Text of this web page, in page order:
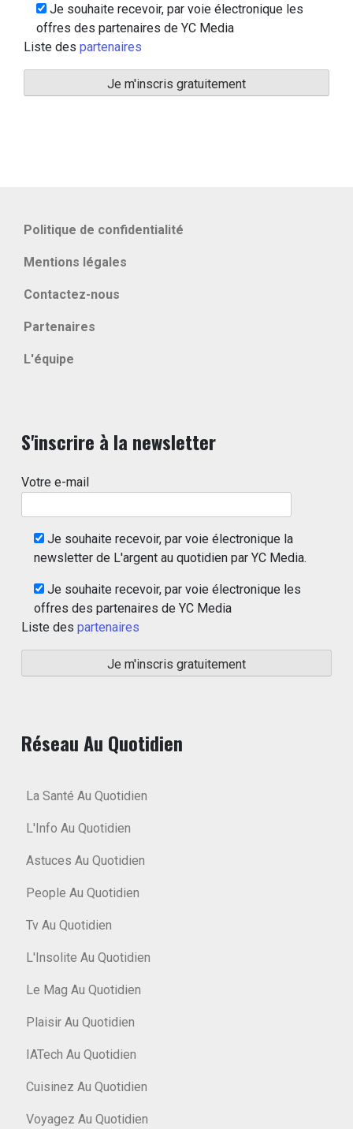
Je souhaite recevoir, par voie électronique les
offres des partenaires de YC Media
Liste des partenaires
Politique de confidentialité
Mentions légales
Contactez-nous
Partenaires
L'équipe
S'inscrire à la newsletter
Votre e-mail
Je souhaite recevoir, par voie électronique la
newsletter de L'argent au quotidien par YC Media.
Je souhaite recevoir, par voie électronique les
offres des partenaires de YC Media
Liste des partenaires
Réseau Au Quotidien
La Santé Au Quotidien
L'Info Au Quotidien
Astuces Au Quotidien
People Au Quotidien
Tv Au Quotidien
L'Insolite Au Quotidien
Le Mag Au Quotidien
Plaisir Au Quotidien
IATech Au Quotidien
Cuisinez Au Quotidien
Voyagez Au Quotidien